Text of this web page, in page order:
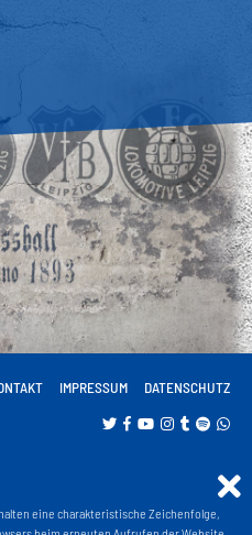
IMPRESSUM DATENSCHUTZ
Projekt Liga 3
eine charakteristische Zeichenfolge,